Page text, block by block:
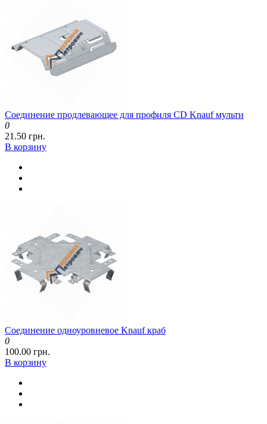
Соединение продлевающее для профиля CD Knauf мульти
0
21.50 грн.
В корзину
Соединение одноуровневое Knauf краб
0
100.00 грн.
В корзину